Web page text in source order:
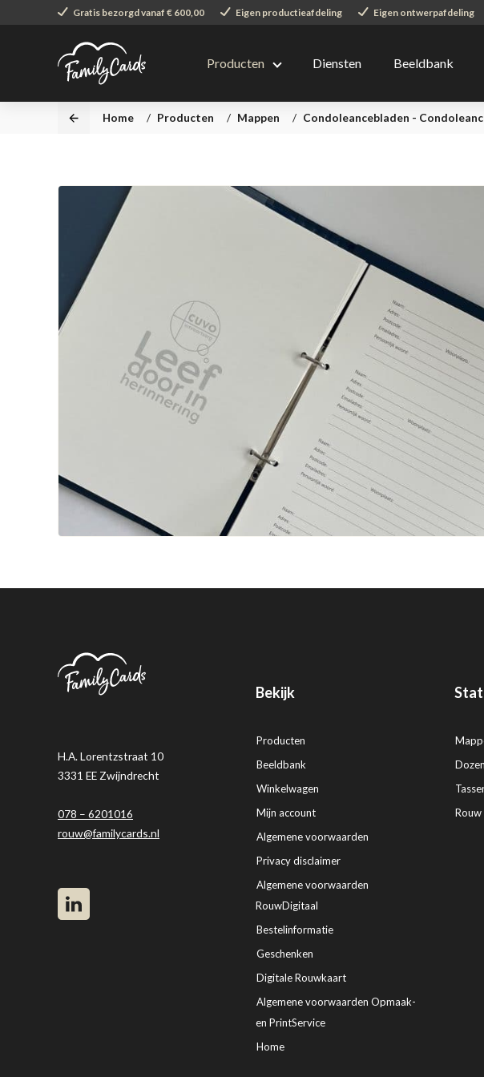
Gratis bezorgd vanaf € 600,00 Eigen productieafdeling Eigen ontwerpafdeling
Producten Diensten Beeldbank
Home / Producten / Mappen / Condoleancebladen -
Bekijk
Producten
Beeldbank
Winkelwagen
Mijn account
Algemene voorwaarden
Privacy disclaimer
Algemene voorwaarden
RouwDigitaal
Bestelinformatie
Geschenken
Digitale Rouwkaart
Algemene voorwaarden Opmaak-
en PrintService
Home
Dozen
H.A. Lorentzstraat 10
3331 EE Zwijndrecht
078 – 6201016
rouw@familycards.nl